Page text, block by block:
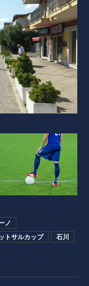
ノ
トサルカップ
石川